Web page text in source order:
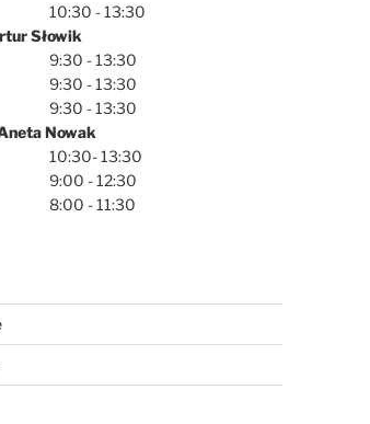
10:30 - 13:30
Słowik
9:30 - 13:30
9:30 - 13:30
9:30 - 13:30
Nowak
10:30- 13:30
9:00 - 12:30
8:00 - 11:30